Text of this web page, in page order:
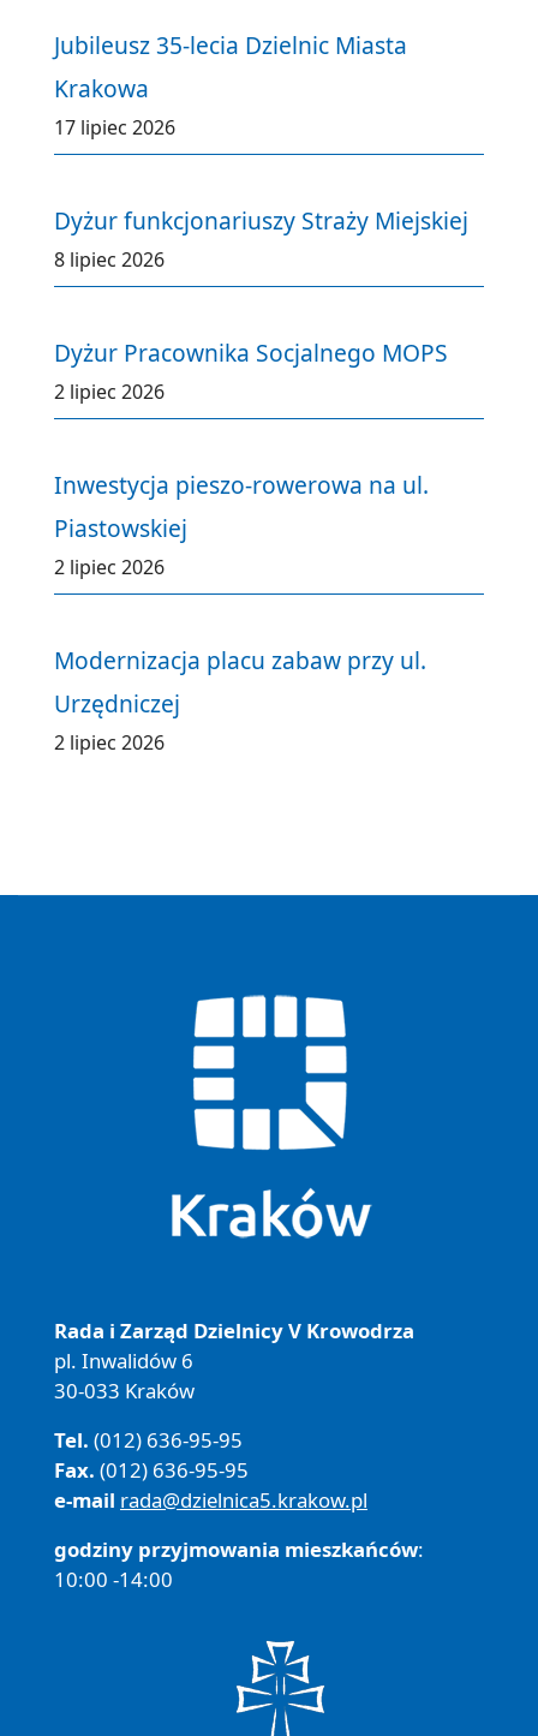
Jubileusz 35-lecia Dzielnic Miasta
Krakowa
17 lipiec 2026
Dyżur funkcjonariuszy Straży Miejskiej
8 lipiec 2026
Dyżur Pracownika Socjalnego MOPS
2 lipiec 2026
Inwestycja pieszo-rowerowa na ul.
Piastowskiej
2 lipiec 2026
Modernizacja placu zabaw przy ul.
Urzędniczej
2 lipiec 2026
Rada i Zarząd Dzielnicy V Krowodrza
pl. Inwalidów 6
30-033 Kraków
Tel. (012) 636-95-95
Fax. (012) 636-95-95
e-mail rada@dzielnica5.krakow.pl
godziny przyjmowania mieszkańców:
10:00 -14:00